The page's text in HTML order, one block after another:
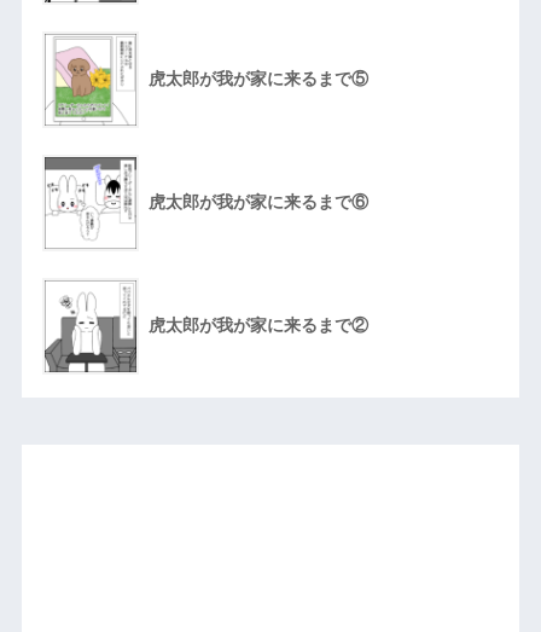
虎太郎が我が家に来るまで⑤
虎太郎が我が家に来るまで⑥
虎太郎が我が家に来るまで②